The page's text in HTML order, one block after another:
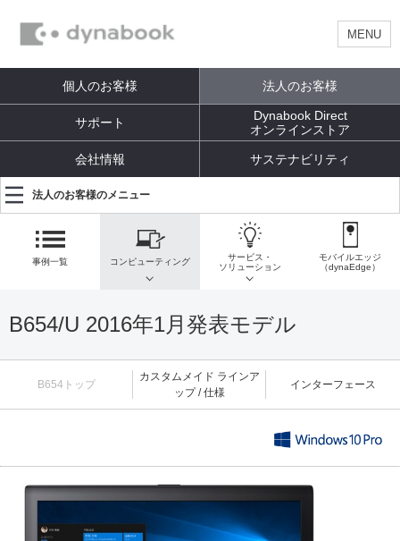
MENU
個人のお客様 法人のお客様
サポート
Dynabook Direct
オンラインストア
会社情報 サステナビリティ
法人のお客様のメニュー
事例一覧 コンピューティング
サービス・
ソリューション
モバイルエッジ
（dynaEdge）
B654/U 2016年1月発表モデル
B654トップ
カスタムメイド ラインア
ップ / 仕様
インターフェース